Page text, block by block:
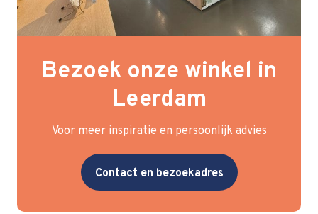
Bezoek onze winkel in
Leerdam
Voor meer inspiratie en persoonlijk advies
Contact en bezoekadres